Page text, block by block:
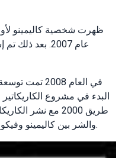
ظهرت شخصية كاليمينو
عام 2007. بعد
في العام
البدء في مشروع
طريق 2000 مع نشر
والشر بين كاليمينو وفيكو حيث تم النشر في الصحف اليومية.